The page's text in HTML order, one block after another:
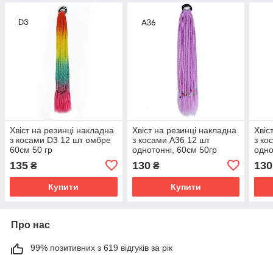
Хвіст на резинці накладна
з косами D3 12 шт омбре
60см 50 гр
135 ₴
Купити
Хвіст на резинці накладна
з косами A36 12 шт
однотонні, 60см 50гр
130₴
Купити
з
130
Про нас
99% позитивних з 619 відгуків за рік